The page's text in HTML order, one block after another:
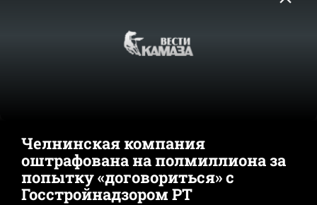
Челнинская компания
оштрафована на полмиллиона за
попытку «договориться» с
Госстройнадзором РТ